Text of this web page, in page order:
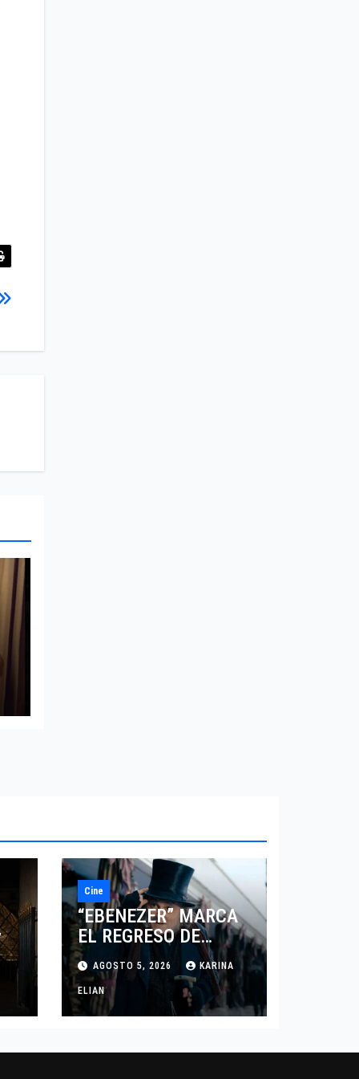
Cine
“EBENEZER” MARCA
EL REGRESO DE
JOHNNY DEPP A
HOLLYWOOD TRAS SU
PASO POR EL CINE
INDEPENDIENTE
AGOSTO 5, 2026 KARINA
ELIAN